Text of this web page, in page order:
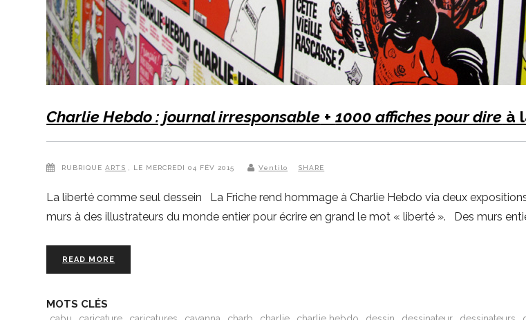
Charlie Hebdo : journal irresponsable +1000 affiches pour dire à
RUBRIQUE ARTS , LE MERCREDI 04 FÉV 2015 Ventilo SHARE
La liberté comme seul dessein La Friche rend hommage à Charlie Hebdo via deux
murs à des illustrateurs du monde entier pour écrire en grand le mot « liberté ». Des murs
READ MORE
MOTS CLÉS